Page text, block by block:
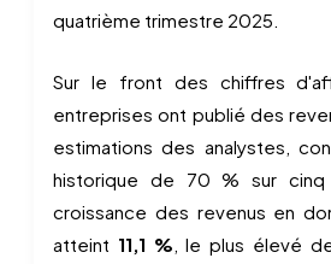
quatrième trimestre 2025.
Sur le front des chiffres
entreprises ont publié des
estimations des analystes,
historique de 70 % sur
croissance des revenus en
atteint 11,1 %, le plus élevé